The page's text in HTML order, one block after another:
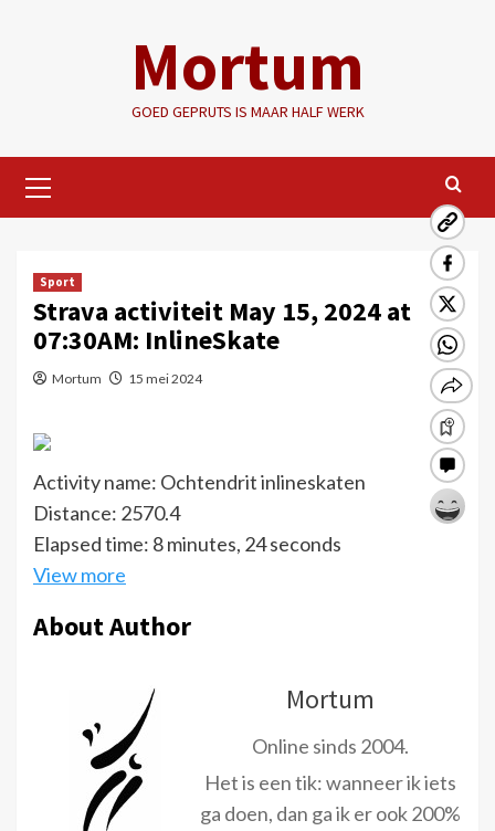
Mortum
GOED GEPRUTS IS MAAR HALF WERK
menu
Sport
Strava activiteit May 15, 2024 at
07:30AM: InlineSkate
Mortum 15 mei 2024
Activity name: Ochtendrit inlineskaten
Distance: 2570.4
Elapsed time: 8 minutes, 24 seconds
View more
About Author
Mortum
Online sinds 2004.
Het is een tik: wanneer ik iets
ga doen, dan ga ik er ook 200%